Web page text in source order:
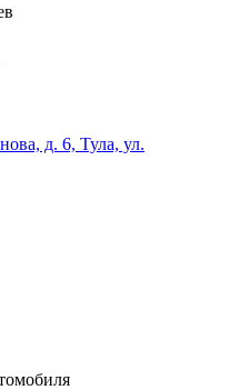
д. 6, Тула, ул.